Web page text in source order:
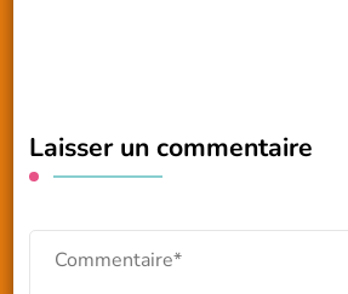
Laisser un commentaire